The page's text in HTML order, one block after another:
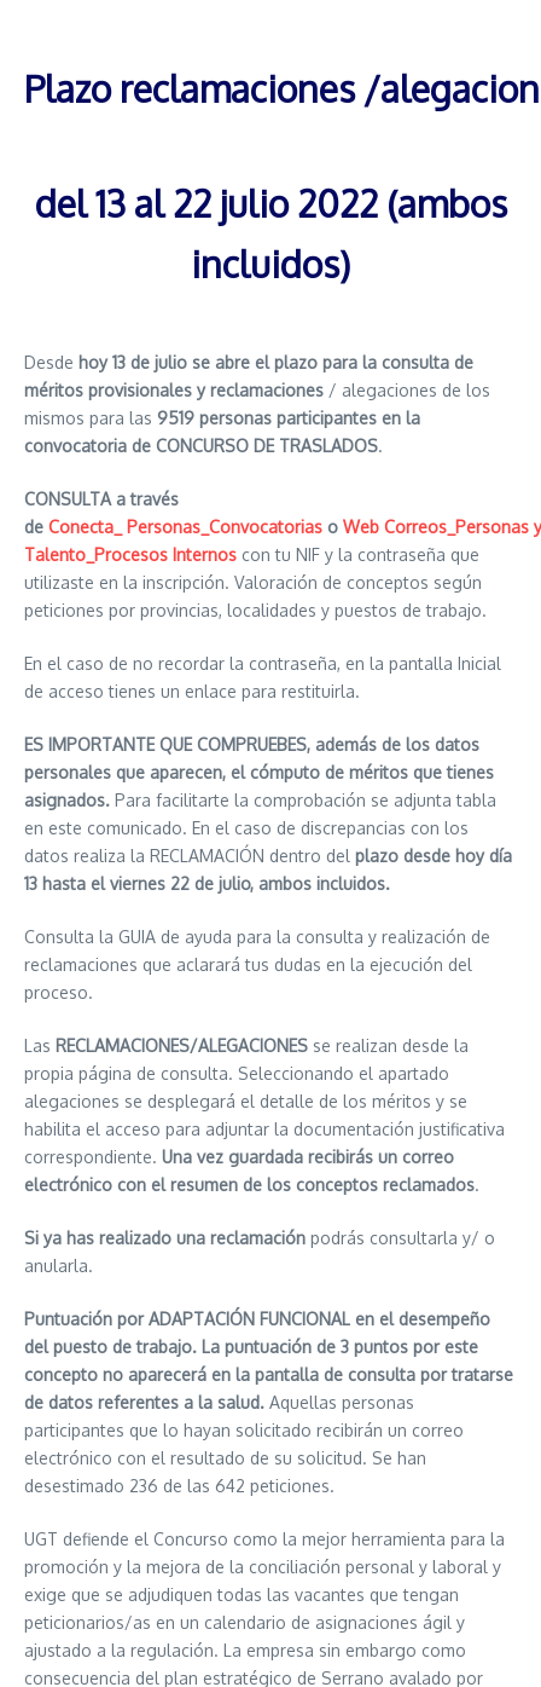
Plazo reclamaciones /
del 13 al 22 julio 2022 (ambos
incluidos)
Desde hoy 13 de julio se abre el plazo para la consulta de
méritos provisionales y reclamaciones / alegaciones de los
mismos para las 9519 personas participantes en la
convocatoria de CONCURSO DE TRASLADOS.
CONSULTA a través
de Conecta_ Personas_Convocatorias o Web Correos_Personas y
Talento_Procesos Internos con tu NIF y la contraseña que
utilizaste en la inscripción. Valoración de conceptos según
peticiones por provincias, localidades y puestos de trabajo.
En el caso de no recordar la contraseña, en la pantalla Inicial
de acceso tienes un enlace para restituirla.
ES IMPORTANTE QUE COMPRUEBES, además de los datos
personales que aparecen, el cómputo de méritos que tienes
asignados. Para facilitarte la comprobación se adjunta tabla
en este comunicado. En el caso de discrepancias con los
datos realiza la RECLAMACIÓN dentro del plazo desde hoy día
13 hasta el viernes 22 de julio, ambos incluidos.
Consulta la GUIA de ayuda para la consulta y realización de
reclamaciones que aclarará tus dudas en la ejecución del
proceso.
Las RECLAMACIONES/ALEGACIONES se realizan desde la
propia página de consulta. Seleccionando el apartado
alegaciones se desplegará el detalle de los méritos y se
habilita el acceso para adjuntar la documentación justificativa
correspondiente. Una vez guardada recibirás un correo
electrónico con el resumen de los conceptos reclamados.
Si ya has realizado una reclamación podrás consultarla y/ o
anularla.
Puntuación por ADAPTACIÓN FUNCIONAL en el desempeño
del puesto de trabajo. La puntuación de 3 puntos por este
concepto no aparecerá en la pantalla de consulta por tratarse
de datos referentes a la salud. Aquellas personas
participantes que lo hayan solicitado recibirán un correo
electrónico con el resultado de su solicitud. Se han
desestimado 236 de las 642 peticiones.
UGT defiende el Concurso como la mejor herramienta para la
promoción y la mejora de la conciliación personal y laboral y
exige que se adjudiquen todas las vacantes que tengan
peticionarios/as en un calendario de asignaciones ágil y
ajustado a la regulación. La empresa sin embargo como
consecuencia del plan estratégico de Serrano avalado por